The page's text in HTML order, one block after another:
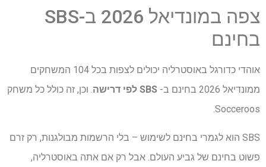
צפה במונדיאל 2026 ב-SBS
בחינם
אוהדי כדורגל באוסטרליה יכולים לצפות בכל 104 המשחקים
ממונדיאל 2026 בחינם ב-
SBS לפי דרישה
. וכן, זה כולל כל משחק
Socceroos.
SBS הוא לגמרי בחינם לשימוש – בלי הרשמות מבולגנות, רק זרם
פשוט בחינם של גביע העולם. אבל רק אם אתה באוסטרליה,